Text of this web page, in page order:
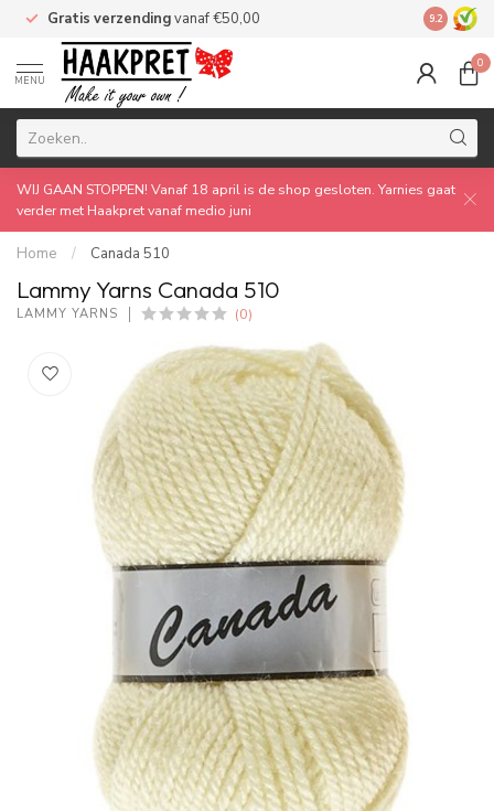
Gratis verzendingvanaf €50,00 Made by
9.2
MENU
0
WIJ GAAN STOPPEN! Vanaf 18 april is de shop gesloten. Yarnies gaat
verder met Haakpret vanaf medio juni
Home / Canada 510
Lammy Yarns Canada 510
LAMMY YARNS (0)